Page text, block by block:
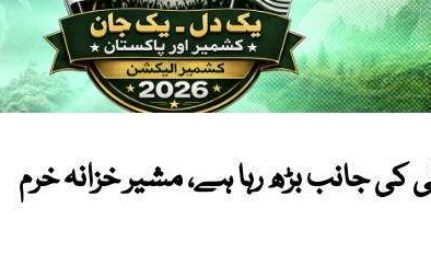
جانب بڑھ رہا ہے، مشیر خزانہ خرم